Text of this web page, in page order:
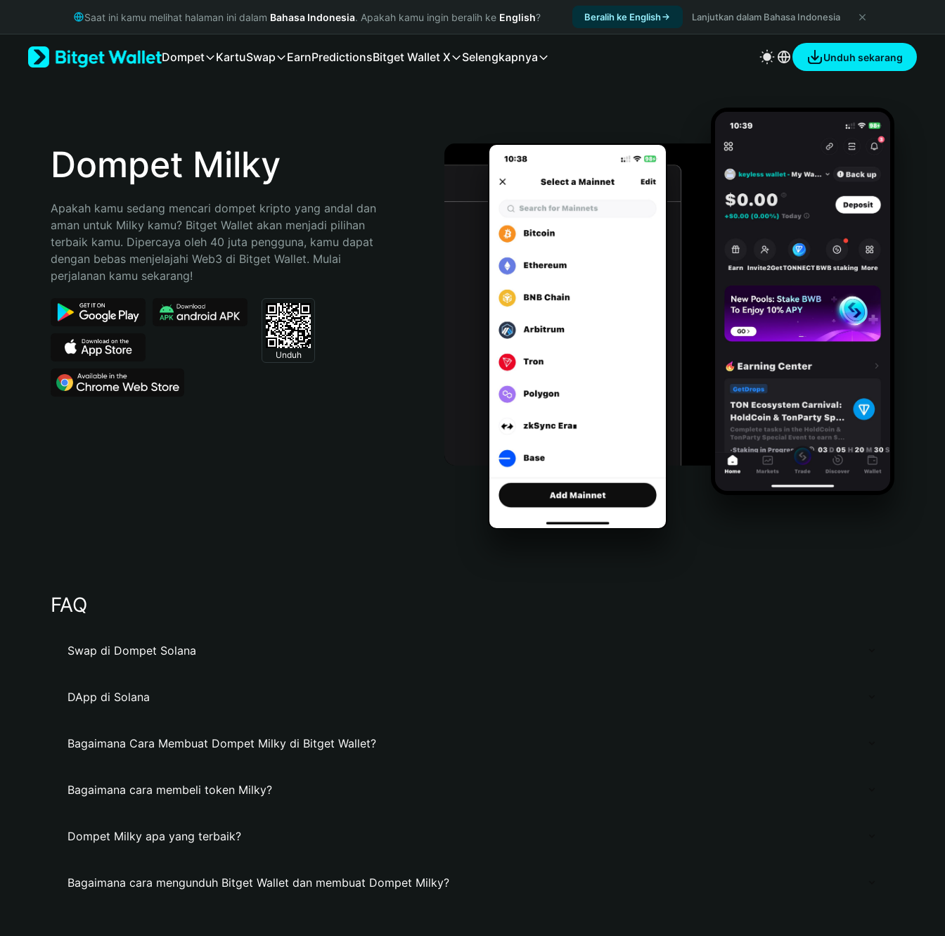
Русский
Bahasa Indonesia
Español (Argentina)
Saat ini kamu melihat halaman ini dalam Bahasa Indonesia. Apakah kamu ingin beralih ke English? Beralih ke English Lanjutkan dalam Bahasa Indonesia
Dompet KartuSwap EarnPredictionsBitget Wallet X Selengkapnya Unduh sekarang
Dompet Milky
Apakah kamu sedang mencari dompet kripto yang andal dan
aman untuk Milky kamu? Bitget Wallet akan menjadi pilihan
terbaik kamu. Dipercaya oleh 40 juta pengguna, kamu dapat
dengan bebas menjelajahi Web3 di Bitget Wallet. Mulai
perjalanan kamu sekarang!
Unduh
FAQ
Swap di Dompet Solana
DApp di Solana
Bagaimana Cara Membuat Dompet Milky di Bitget Wallet?
Bagaimana cara membeli token Milky?
Dompet Milky apa yang terbaik?
Bagaimana cara mengunduh Bitget Wallet dan membuat Dompet Milky?